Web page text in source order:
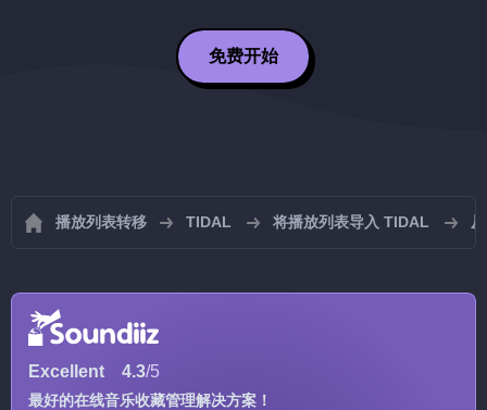
免费开始
播放列表转移 TIDAL 将播放列表导入 TIDAL
Excellent 4.3/5
最好的在线音乐收藏管理解决方案！